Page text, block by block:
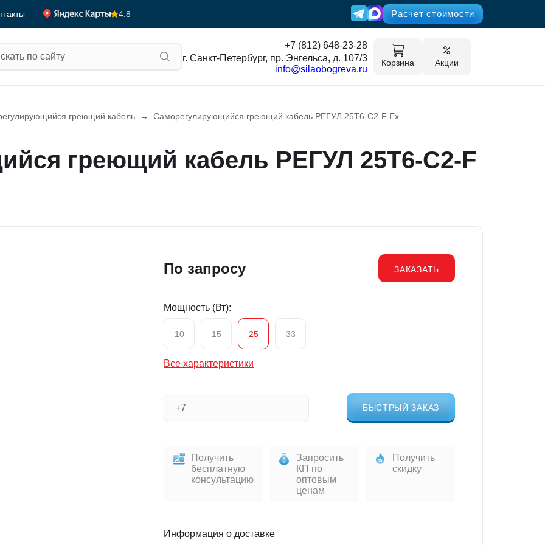
4.8 Расчет стоимости
+7 (812) 648-23-28
г. Санкт-Петербург, пр. Энгельса, д. 107/3
info@silaobogreva.ru
Корзина Акции
греющий кабель → Саморегулирующийся греющий кабель РЕГУЛ 25Т6-С2-F Ex
греющий кабель РЕГУЛ 25Т6-С2-F
По запросу ЗАКАЗАТЬ
Мощность (Вт):
10 15 25 33
Все характеристики
БЫСТРЫЙ ЗАКАЗ
Получить
бесплатную
консультацию
Запросить
КП по
оптовым
ценам
Получить
скидку
Информация о доставке